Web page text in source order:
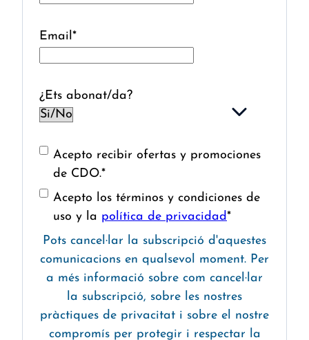
Email *
¿Ets abonat/da?
Acepto recibir ofertas y promociones
de CDO.*
Acepto los términos y condiciones de
uso y la política de privacidad*
Pots cancel·lar la subscripció d'aquestes
comunicacions en qualsevol moment. Per
a més informació sobre com cancel·lar
la subscripció, sobre les nostres
pràctiques de privacitat i sobre el nostre
compromís per protegir i respectar la